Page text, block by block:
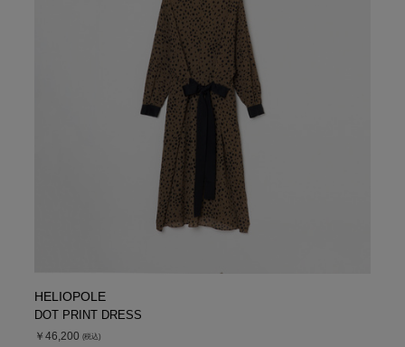
HELIOPOLE
DOT PRINT DRESS
￥46,200 (税込)